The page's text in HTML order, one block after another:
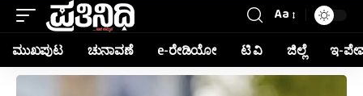
Aa
ಮುಖಪುಟ ಚುನಾವಣೆ e-ರೇಡಿಯೋ ಟಿ ವಿ ಜಿಲ್ಲೆ ಇ-